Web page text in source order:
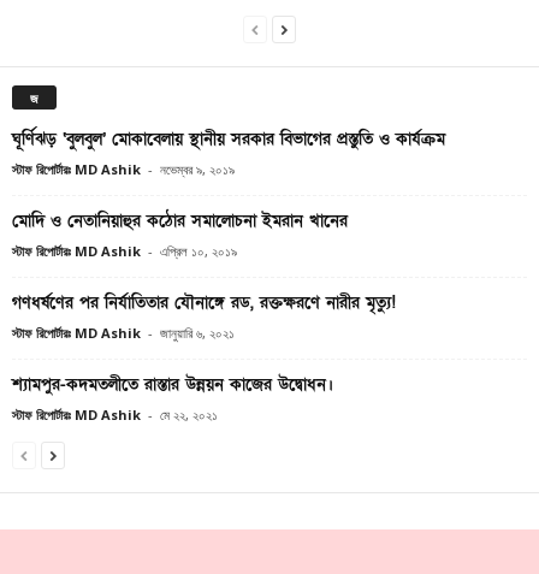
জ
ঘূর্ণিঝড় ‘বুলবুল’ মোকাবেলায় স্থানীয় সরকার বিভাগের প্রস্তুতি ও কার্যক্রম
স্টাফ রিপোর্টারঃ MD Ashik - নভেম্বর ৯, ২০১৯
মোদি ও নেতানিয়াহুর কঠোর সমালোচনা ইমরান খানের
স্টাফ রিপোর্টারঃ MD Ashik - এপ্রিল ১০, ২০১৯
গণধর্ষণের পর নির্যাতিতার যৌনাঙ্গে রড, রক্তক্ষরণে নারীর মৃত্যু!
স্টাফ রিপোর্টারঃ MD Ashik - জানুয়ারি ৬, ২০২১
শ্যামপুর-কদমতলীতে রাস্তার উন্নয়ন কাজের উদ্বোধন।
স্টাফ রিপোর্টারঃ MD Ashik - মে ২২, ২০২১